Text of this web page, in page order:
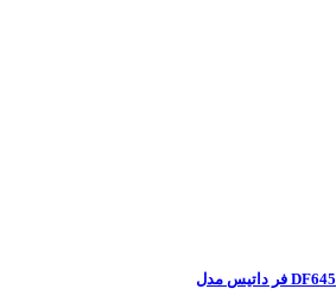
فر داتیس مدل DF645